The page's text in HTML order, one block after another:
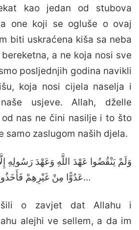
kao jedan od stubova
one koji se ogluše o ovaj
biti uskraćena kiša sa neba
a ne koja nosi sve
posljednjih godina navikli
koja nosi cijela naselja i
usjeve. Allah, dželle
od nas ne čini nasilje i to što
samo zaslugom naših djela.
عَدُوًّا مِنْ غَيْرِهِمْ فَأَخَذُوا بَعْضَ مَا فِي أَيْدِيهِمْ…
o zavjet dat Allahu i
alejhi ve sellem, a da im